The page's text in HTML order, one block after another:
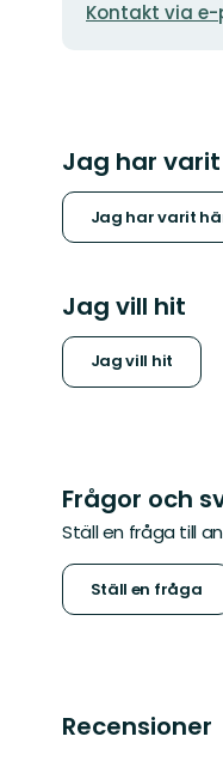
Kontakt via
Jag har
Jag har varit
Jag vill hit
Jag vill hit
Frågor och
Ställ en fråga till
Ställ en fråga
Recensioner